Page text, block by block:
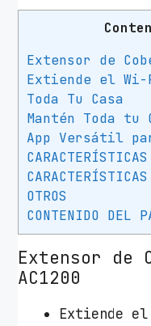
á
i
n
k
Extensor de
Extiende el Wi-
Toda Tu Casa
Mantén Toda tu
App Versátil
CARACTERÍSTICAS
OTROS
CONTENIDO DEL
Extensor de
AC1200
Extiende